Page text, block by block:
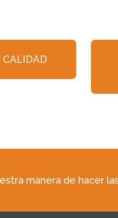
CALIDAD
manera de hacer